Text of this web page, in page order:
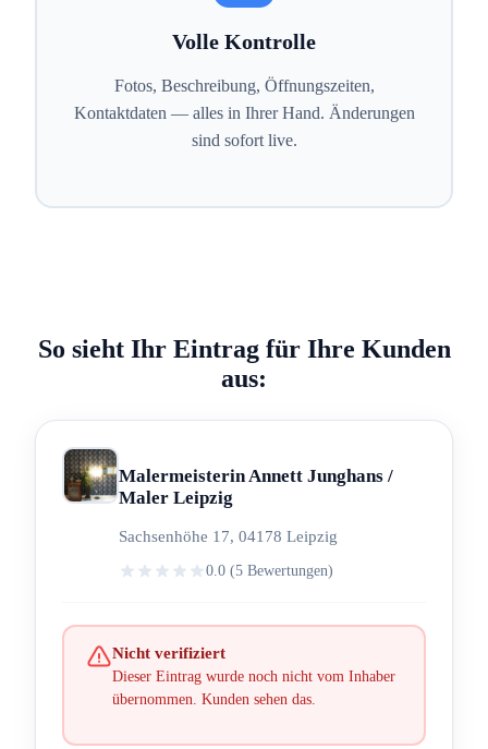
Volle Kontrolle
Fotos, Beschreibung, Öffnungszeiten,
Kontaktdaten — alles in Ihrer Hand. Änderungen
sind sofort live.
So sieht Ihr Eintrag für Ihre Kunden
aus:
Malermeisterin Annett Junghans /
Maler Leipzig
Sachsenhöhe 17, 04178 Leipzig
0.0 (5 Bewertungen)
Nicht verifiziert
Dieser Eintrag wurde noch nicht vom Inhaber
übernommen. Kunden sehen das.